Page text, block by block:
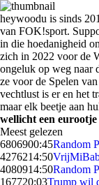
heywoodu is sinds
van FOK!sport.
in die hoedanigheid
zich in 2022 voor de
ongeluk op weg naar
ze voor de Spelen
vechtlust is er en het
maar elk beetje aan
wellicht een
Meest gelezen
6806900:45Random
4276214:50
4080914:50Random
167720:03Trump wil